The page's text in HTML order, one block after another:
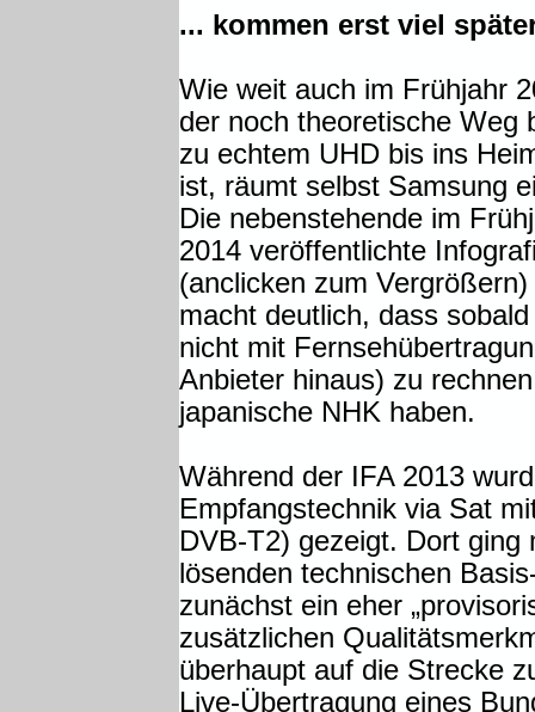
... kommen erst viel
Wie weit auch im Frühjahr
der noch theoretische Weg
zu echtem UHD bis ins
ist, räumt selbst Samsung
Die nebenstehende im
2014 veröffentlichte
(anclicken zum Vergrößern)
macht deutlich, dass sobald
nicht mit
Anbieter hinaus) zu
japanische NHK haben.
Während der IFA 2013
Empfangstechnik via Sat
DVB-T2) gezeigt. Dort ging
lösenden technischen
zunächst ein eher
zusätzlichen
überhaupt auf die Strecke
Live-Übertragung eines